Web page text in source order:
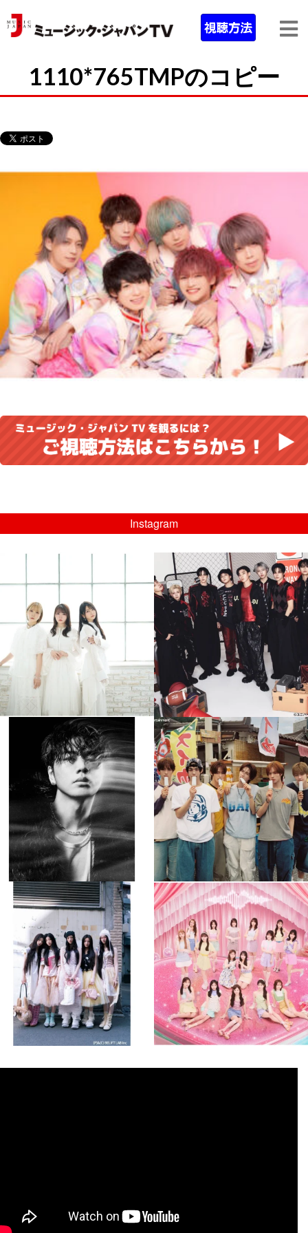
1110*765TMPのコピー
Instagram
...
8月 4
4 0
musicjapantv
💡08/05(水)23:00特番放送！
...
8月 4
4 0
musicjapantv
💡8月特番放送決定！
...
8月 4
397 0
musicjapantv
💡8月特番放送決定！
...
8月 4
6 0
musicjapantv
💡8月特番放送決定！
8月 4
2 0
musicjapantv
💡8月特番放送決定！
...
8月 4
2 0